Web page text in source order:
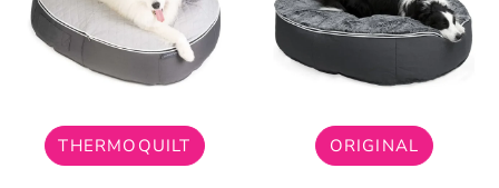
THERMOQUILT ORIGINAL